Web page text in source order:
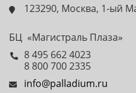
123290, Москва, 1-ый
БЦ «Магистраль Плаза»
8 495 662 4023
8 800 700 2335
info@palladium.ru